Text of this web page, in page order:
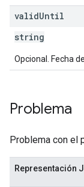
validUntil
string
Opcional. Fecha
Problema
Problema con el
Representación